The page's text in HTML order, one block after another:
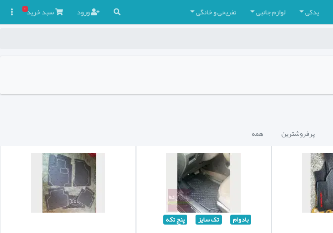
یدکی لوازم جانبی تفریحی و خانگی ورود سبدخرید۰
پرفروشترین همه
بادوام تک سایز پنج تکه